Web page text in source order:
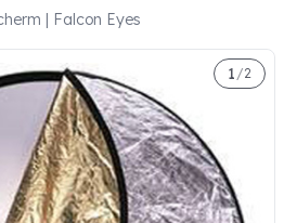
| Falcon Eyes
1 /2